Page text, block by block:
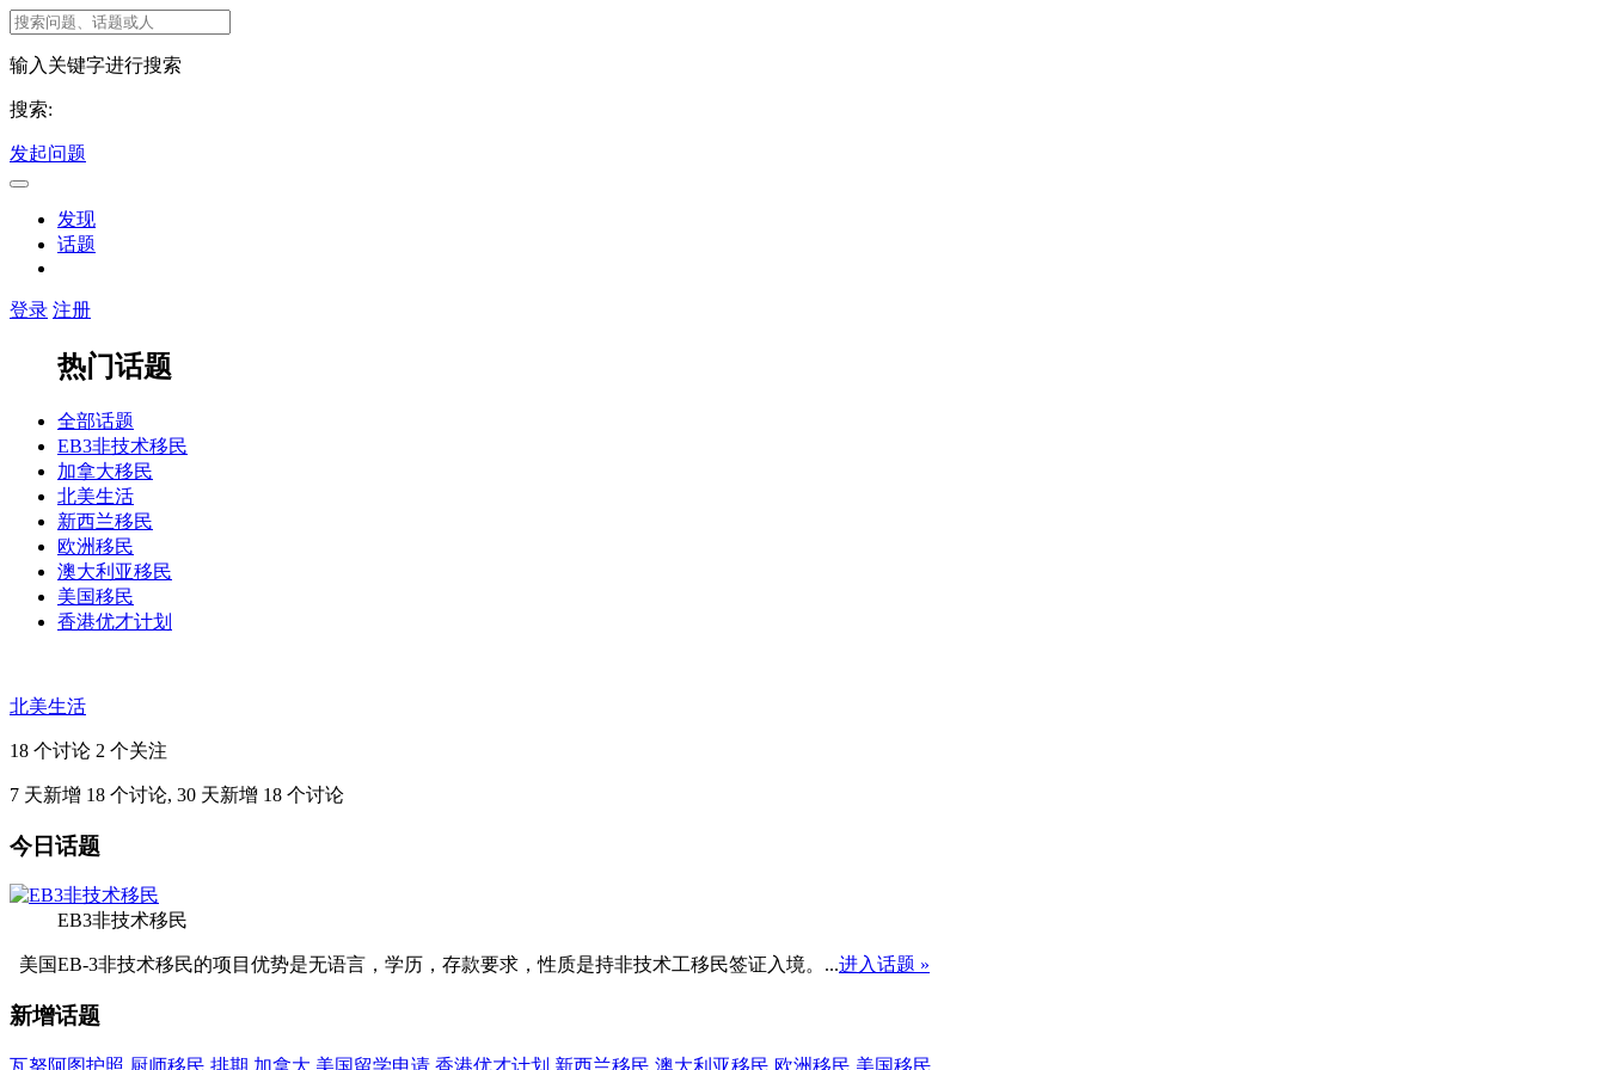
输入关键字进行搜索
搜索:
发起问题
发现
话题
登录 注册
热门话题
全部话题
EB3非技术移民
加拿大移民
北美生活
新西兰移民
欧洲移民
澳大利亚移民
美国移民
香港优才计划
北美生活
18 个讨论 2 个关注
7 天新增 18 个讨论, 30 天新增 18 个讨论
今日话题
EB3非技术移民
美国EB-3非技术移民的项目优势是无语言，学历，存款要求，性质是持非技术工移民签证入境。 ...进入话题 »
新增话题
瓦努阿图护照 厨师移民 排期 加拿大 美国留学申请 香港优才计划 新西兰移民 澳大利亚移民 欧洲移民 美国移民